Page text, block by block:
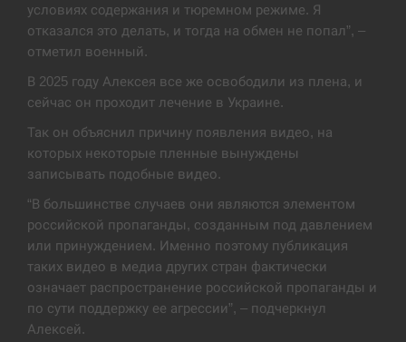
СЕРПЕНЬ
виявили дрон, ймовірно, з…
СЕРПЕНЬ
13:23
“Они должны быть уничтожены”: в МИДе
ответили, как отреагируют на…
СЕРПЕНЬ
Тайвань проводить найбільші військові
навчання на тлі загрози вторгнення з…
СЕРПЕНЬ
условиях содержания и тюремном режиме. Я
отказался это делать, и тогда на обмен не попал”, –
отметил военный.
В 2025 году Алексея все же освободили из плена, и
сейчас он проходит лечение в Украине.
Так он объяснил причину появления видео, на
которых некоторые пленные вынуждены
записывать подобные видео.
“В большинстве случаев они являются элементом
российской пропаганды, созданным под давлением
или принуждением. Именно поэтому публикация
таких видео в медиа других стран фактически
означает распространение российской пропаганды и
по сути поддержку ее агрессии”, – подчеркнул
Алексей.